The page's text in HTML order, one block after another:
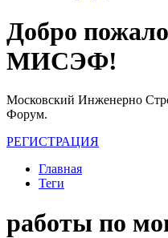
Добро
МИСЭФ!
Московский Инженерно
Форум.
РЕГИСТРАЦИЯ
Главная
Теги
работы по